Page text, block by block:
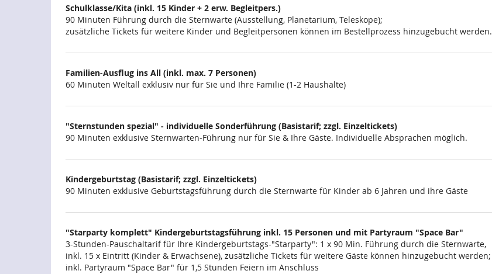
Unkategorisierte
Produkte
Schulklasse/Kita (inkl. 15 Kinder + 2 erw. Begleitpers.)
90 Minuten Führung durch die Sternwarte (Ausstellung, Planetarium, Teleskope);
zusätzliche Tickets für weitere Kinder und Begleitpersonen können im Bestellprozess hinzugebucht werden.
Familien-Ausflug ins All (inkl. max. 7 Personen)
60 Minuten Weltall exklusiv nur für Sie und Ihre Familie (1-2 Haushalte)
"Sternstunden spezial" - individuelle Sonderführung (Basistarif; zzgl. Einzeltickets)
90 Minuten exklusive Sternwarten-Führung nur für Sie & Ihre Gäste. Individuelle Absprachen möglich.
Kindergeburtstag (Basistarif; zzgl. Einzeltickets)
90 Minuten exklusive Geburtstagsführung durch die Sternwarte für Kinder ab 6 Jahren und ihre Gäste
"Starparty komplett" Kindergeburtstagsführung inkl. 15 Personen und mit Partyraum "Space Bar"
3-Stunden-Pauschaltarif für Ihre Kindergeburtstags-"Starparty": 1 x 90 Min. Führung durch die Sternwarte,
inkl. 15 x Eintritt (Kinder & Erwachsene), zusätzliche Tickets für weitere Gäste können hinzugebucht werden;
inkl. Partyraum "Space Bar" für 1,5 Stunden Feiern im Anschluss